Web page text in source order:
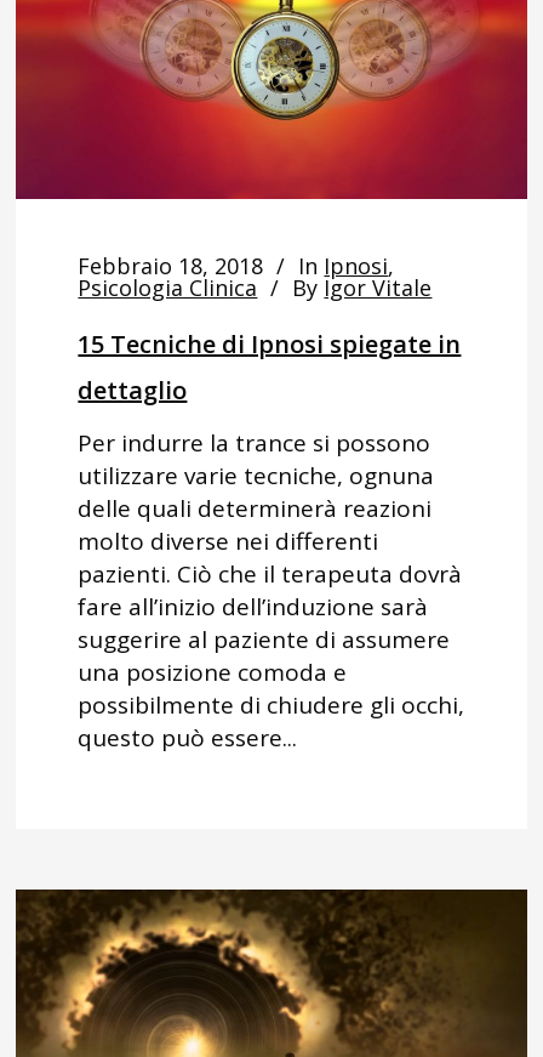
Febbraio 18, 2018 In Ipnosi,
Psicologia Clinica By Igor Vitale
15 Tecniche di Ipnosi spiegate in
dettaglio
Per indurre la trance si possono
utilizzare varie tecniche, ognuna
delle quali determinerà reazioni
molto diverse nei differenti
pazienti. Ciò che il terapeuta dovrà
fare all’inizio dell’induzione sarà
suggerire al paziente di assumere
una posizione comoda e
possibilmente di chiudere gli occhi,
questo può essere...